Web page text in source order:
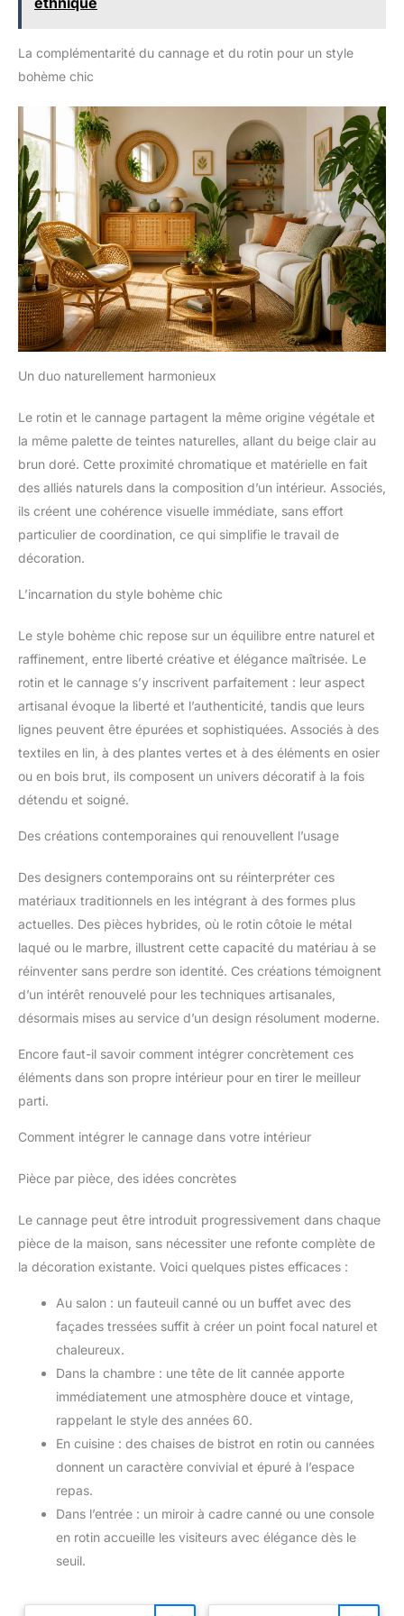
La complémentarité du cannage et du rotin pour un style
bohème chic
Un duo naturellement harmonieux
Le rotin et le cannage partagent la même origine végétale et
la même palette de teintes naturelles, allant du beige clair au
brun doré. Cette proximité chromatique et matérielle en fait
des alliés naturels dans la composition d’un intérieur. Associés,
ils créent une cohérence visuelle immédiate, sans effort
particulier de coordination, ce qui simplifie le travail de
décoration.
L’incarnation du style bohème chic
Le style bohème chic repose sur un équilibre entre naturel et
raffinement, entre liberté créative et élégance maîtrisée. Le
rotin et le cannage s’y inscrivent parfaitement : leur aspect
artisanal évoque la liberté et l’authenticité, tandis que leurs
lignes peuvent être épurées et sophistiquées. Associés à des
textiles en lin, à des plantes vertes et à des éléments en osier
ou en bois brut, ils composent un univers décoratif à la fois
détendu et soigné.
Des créations contemporaines qui renouvellent l’usage
Des designers contemporains ont su réinterpréter ces
matériaux traditionnels en les intégrant à des formes plus
actuelles. Des pièces hybrides, où le rotin côtoie le métal
laqué ou le marbre, illustrent cette capacité du matériau à se
réinventer sans perdre son identité. Ces créations témoignent
d’un intérêt renouvelé pour les techniques artisanales,
désormais mises au service d’un design résolument moderne.
Encore faut-il savoir comment intégrer concrètement ces
éléments dans son propre intérieur pour en tirer le meilleur
parti.
Comment intégrer le cannage dans votre intérieur
Pièce par pièce, des idées concrètes
Le cannage peut être introduit progressivement dans chaque
pièce de la maison, sans nécessiter une refonte complète de
la décoration existante. Voici quelques pistes efficaces :
Au salon : un fauteuil canné ou un buffet avec des
façades tressées suffit à créer un point focal naturel et
chaleureux.
Dans la chambre : une tête de lit cannée apporte
immédiatement une atmosphère douce et vintage,
rappelant le style des années 60.
En cuisine : des chaises de bistrot en rotin ou cannées
donnent un caractère convivial et épuré à l’espace
repas.
Dans l’entrée : un miroir à cadre canné ou une console
en rotin accueille les visiteurs avec élégance dès le
seuil.